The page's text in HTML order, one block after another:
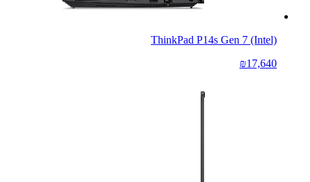
ThinkPad P14s Gen 7 (Intel)
₪17,640